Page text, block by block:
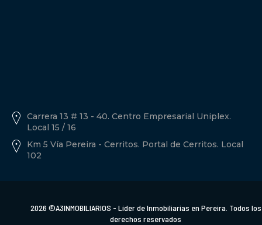
Carrera 13 # 13 - 40. Centro Empresarial Uniplex.
Local 15 / 16
Km 5 Vía Pereira - Cerritos. Portal de Cerritos. Local
102
2026 ©A3INMOBILIARIOS - Líder de Inmobiliarias en Pereira. Todos los
derechos reservados